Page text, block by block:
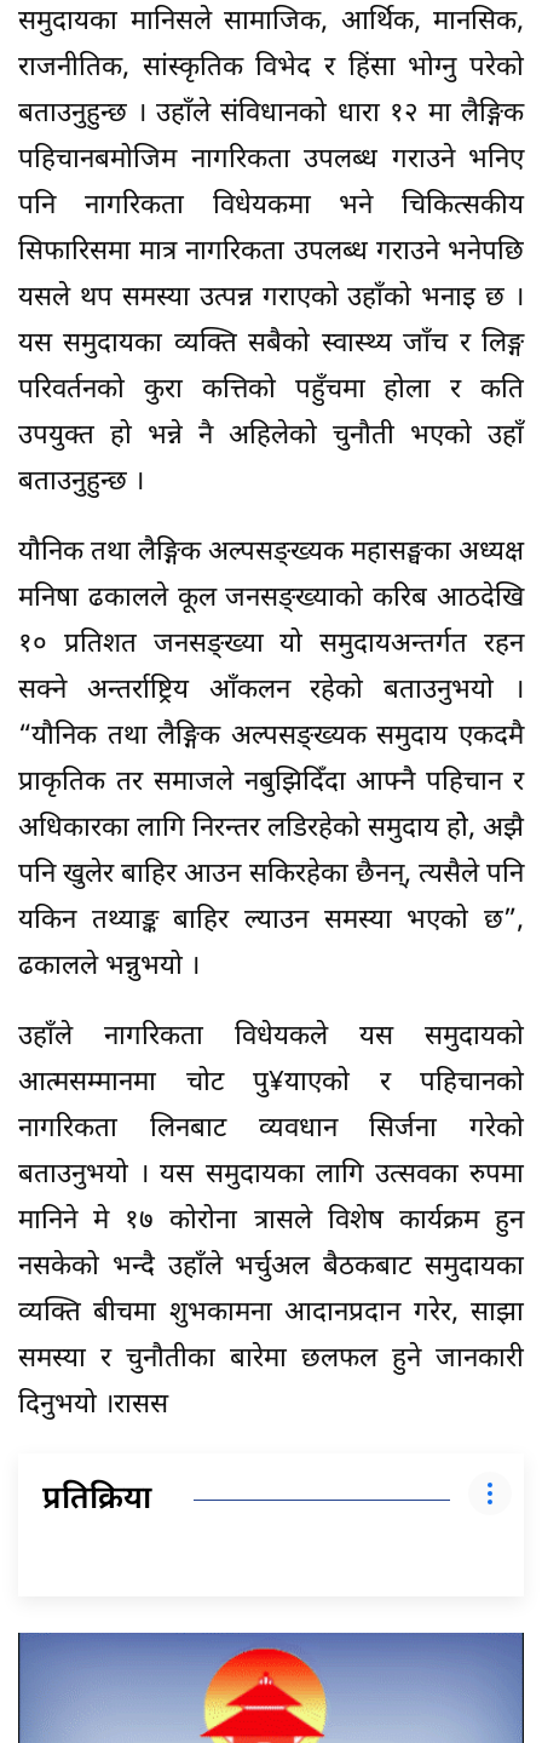
समुदायका मानिसले सामाजिक, आर्थिक, मानसिक,
राजनीतिक, सांस्कृतिक विभेद र हिंसा भोग्नु परेको
बताउनुहुन्छ । उहाँले संविधानको धारा १२ मा लैङ्गिक
पहिचानबमोजिम नागरिकता उपलब्ध गराउने भनिए
पनि नागरिकता विधेयकमा भने चिकित्सकीय
सिफारिसमा मात्र नागरिकता उपलब्ध गराउने भनेपछि
यसले थप समस्या उत्पन्न गराएको उहाँको भनाइ छ ।
यस समुदायका व्यक्ति सबैको स्वास्थ्य जाँच र लिङ्ग
परिवर्तनको कुरा कत्तिको पहुँचमा होला र कति
उपयुक्त हो भन्ने नै अहिलेको चुनौती भएको उहाँ
बताउनुहुन्छ ।
यौनिक तथा लैङ्गिक अल्पसङ्ख्यक महासङ्घका अध्यक्ष
मनिषा ढकालले कूल जनसङ्ख्याको करिब आठदेखि
१० प्रतिशत जनसङ्ख्या यो समुदायअन्तर्गत रहन
सक्ने अन्तर्राष्ट्रिय आँकलन रहेको बताउनुभयो ।
“यौनिक तथा लैङ्गिक अल्पसङ्ख्यक समुदाय एकदमै
प्राकृतिक तर समाजले नबुझिदिँदा आफ्नै पहिचान र
अधिकारका लागि निरन्तर लडिरहेको समुदाय होे, अझै
पनि खुलेर बाहिर आउन सकिरहेका छैनन्, त्यसैले पनि
यकिन तथ्याङ्क बाहिर ल्याउन समस्या भएको छ”,
ढकालले भन्नुभयो ।
उहाँले नागरिकता विधेयकले यस समुदायको
आत्मसम्मानमा चोट पु¥याएको र पहिचानको
नागरिकता लिनबाट व्यवधान सिर्जना गरेको
बताउनुभयो । यस समुदायका लागि उत्सवका रुपमा
मानिने मे १७ कोरोना त्रासले विशेष कार्यक्रम हुन
नसकेको भन्दै उहाँले भर्चुअल बैठकबाट समुदायका
व्यक्ति बीचमा शुभकामना आदानप्रदान गरेर, साझा
समस्या र चुनौतीका बारेमा छलफल हुने जानकारी
दिनुभयो ।रासस
प्रतिक्रिया